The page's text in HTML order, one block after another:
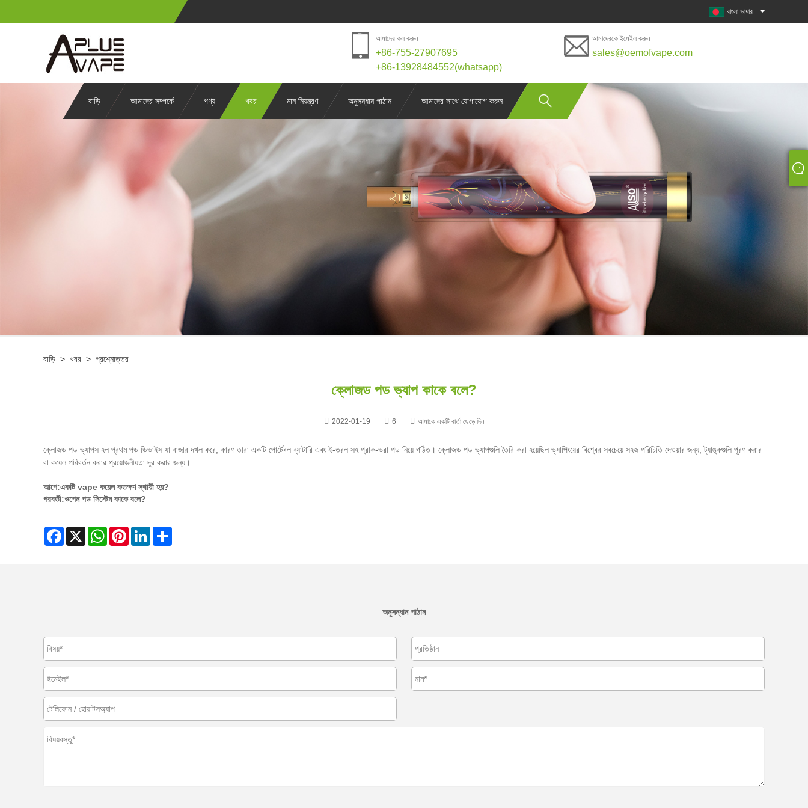
বাংলা ভাষার
আমাদের কল করুন
+86-755-27907695
+86-13928484552(whatsapp)
আমাদেরকে ইমেইল করুন
sales@oemofvape.com
বাড়ি আমাদের সম্পর্কে পণ্য খবর মান নিয়ন্ত্রণ অনুসন্ধান পাঠান আমাদের সাথে যোগাযোগ করুন
বাড়ি > খবর > প্রশ্নোত্তর
ক্লোজড পড ভ্যাপ কাকে বলে?
2022-01-19 6 আমাকে একটি বার্তা ছেড়ে দিন
ক্লোজড পড ভ্যাপস হল প্রথম পড ডিভাইস যা বাজার দখল করে, কারণ তারা একটি পোর্টেবল ব্যাটারি এবং ই-তরল সহ প্রাক-ভরা পড নিয়ে গঠিত। ক্লোজড পড ভ্যাপগুলি তৈরি করা হয়েছিল ভ্যাপিংয়ের বিশ্বের সবচেয়ে সহজ পরিচিতি দেওয়ার জন্য, ট্যাঙ্কগুলি পূরণ করার
বা কয়েল পরিবর্তন করার প্রয়োজনীয়তা দূর করার জন্য।
আগে:একটি vape কয়েল কতক্ষণ স্থায়ী হয়?
পরবর্তী:ওপেন পড সিস্টেম কাকে বলে?
Facebook WhatsAppPinterestLinkedIn
অনুসন্ধান পাঠান